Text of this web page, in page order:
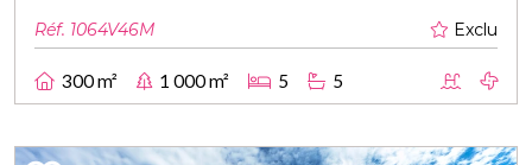
Réf. 1064V46M Exclu
300 m² 1 000 m² 5 5